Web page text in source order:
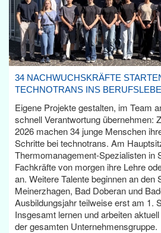
34 NACHWUCHSKRÄFTE
TECHNOTRANS INS
Eigene Projekte gestalten, im Team
schnell Verantwortung übernehmen:
2026 machen 34 junge Menschen
Schritte bei technotrans. Am
Thermomanagement-Spezialisten in
Fachkräfte von morgen ihre Lehre
an. Weitere Talente beginnen an den
Meinerzhagen, Bad Doberan und
Ausbildungsjahr teilweise erst am 1.
Insgesamt lernen und arbeiten
der gesamten Unternehmensgruppe.